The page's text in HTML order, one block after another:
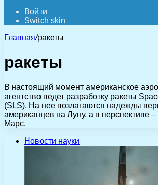
Войти
Switch skin
Главная/ракеты
ракеты
В настоящий момент американское
агентство ведет разработку ракеты
(SLS). На нее возлагаются надежды
американцев на Луну, а в перспективе –
Марс.
Новости науки